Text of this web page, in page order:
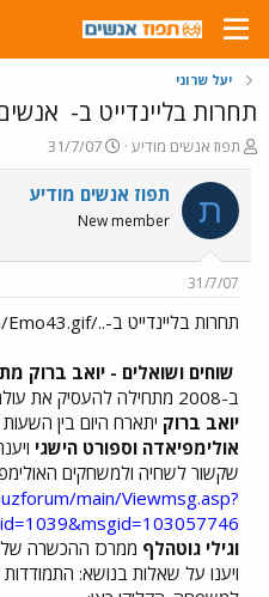
יעל שרוני
תחרות בליינדייט ב-
פ
ו
ת
ח
ה
ש
א
תפוז אנשים מודיע
פ
ו
ר
ם
ר
31/7/07
ת תפוז אנשים מודיע
New member
31/7/07
תחרות בליינדייט ב-../images/Emo43.gif אנשים
שוחים ושואלים - יואב ברוק
ב-2008 מתחילה להעסיק את עולם הספורט. השחיין האולימפי שלעבר
יואב ברוק יתארח היום בין השעות 20:00 ל-21:00 ב
אולימפיאדה וספורט הישגי
שקשור לשחיה ולמשחקים
main/Viewmsg.asp?
id=1039&msgid=103057746
וגילי גוטהלף
ויענו על שאלות בנושא: